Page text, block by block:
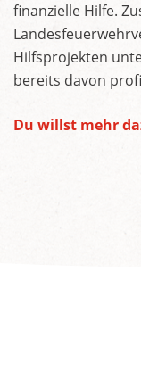
finanzielle Hilfe.
Hilfsprojekten
bereits davon
Du willst mehr